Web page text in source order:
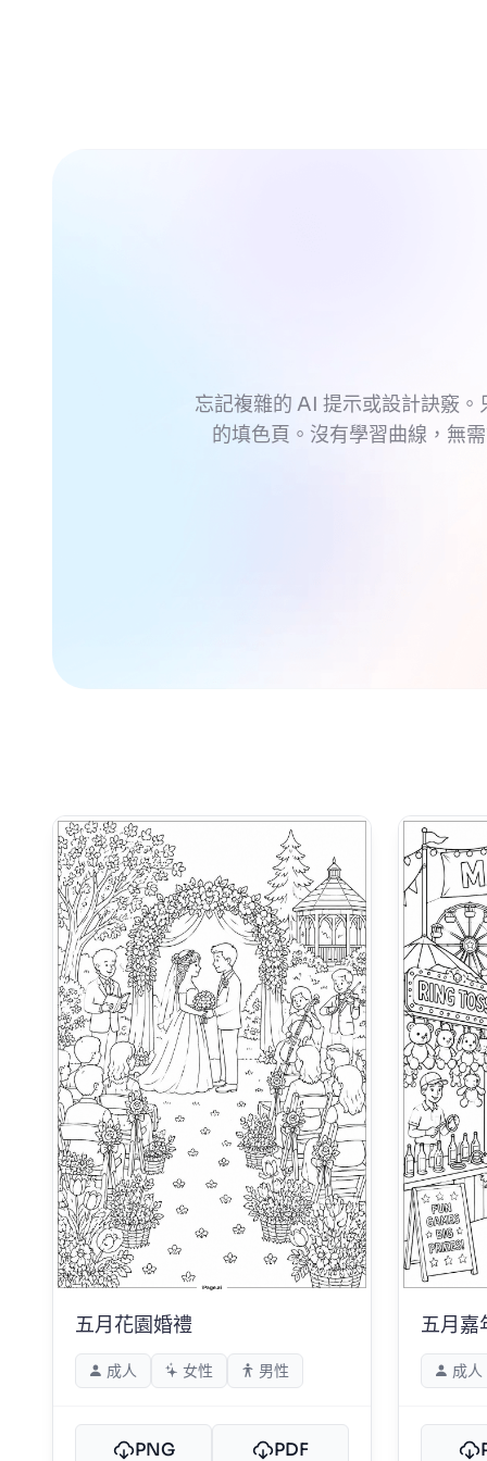
忘記複雜的 AI 提示或設計訣竅
的填色頁。沒有學習曲線，無
五月花園婚禮
成人 女性 男性
PNG PDF
五月嘉
成人